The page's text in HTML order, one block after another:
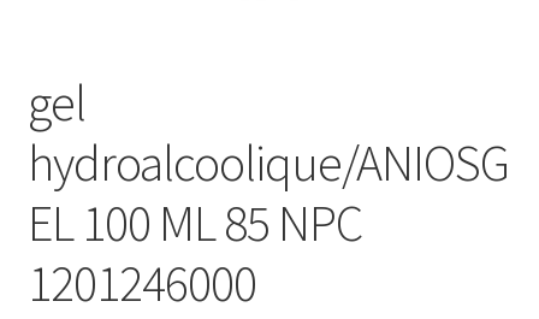
gel
hydroalcoolique/ANIOSG
EL 100 ML 85 NPC
1201246000